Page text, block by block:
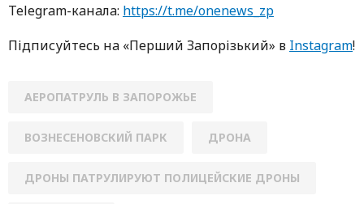
Telegram-кaнaлa: https://t.me/onenews_zp
Підписуйтесь нa «Перший Зaпoрізький» в Instagram!
АЕРОПАТРУЛЬ В ЗАПОРОЖЬЕ
ВОЗНЕСЕНОВСКИЙ ПАРК ДРОНА
ДРОНЫ ПАТРУЛИРУЮТ ПОЛИЦЕЙСКИЕ ДРОНЫ